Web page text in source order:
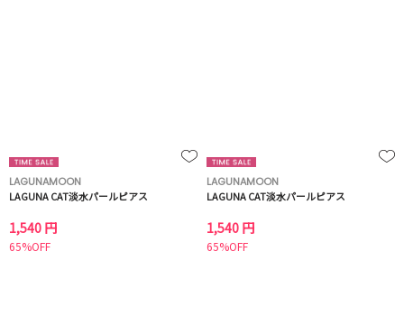
LAGUNAMOON
LAGUNA CAT淡水パールピアス
1,540 円
65%OFF
LAGUNAMOON
LAGUNA CAT淡水パールピアス
1,540 円
65%OFF